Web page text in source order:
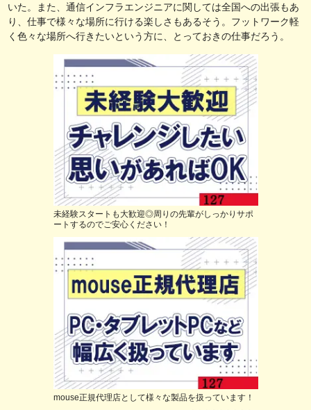
いた。また、通信インフラエンジニアに関しては全国への出張もあ
り、仕事で様々な場所に行ける楽しさもあるそう。フットワーク軽
く色々な場所へ行きたいという方に、とっておきの仕事だろう。
未経験スタートも大歓迎◎周りの先輩がしっかりサポ
ートするのでご安心ください！
mouse正規代理店として様々な製品を扱っています！